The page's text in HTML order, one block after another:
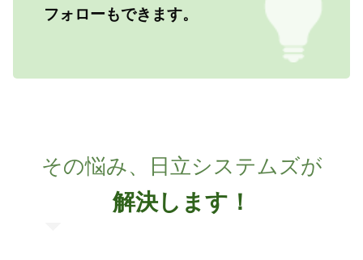
フォローもできます。
その悩み、日立システムズが
解決します！